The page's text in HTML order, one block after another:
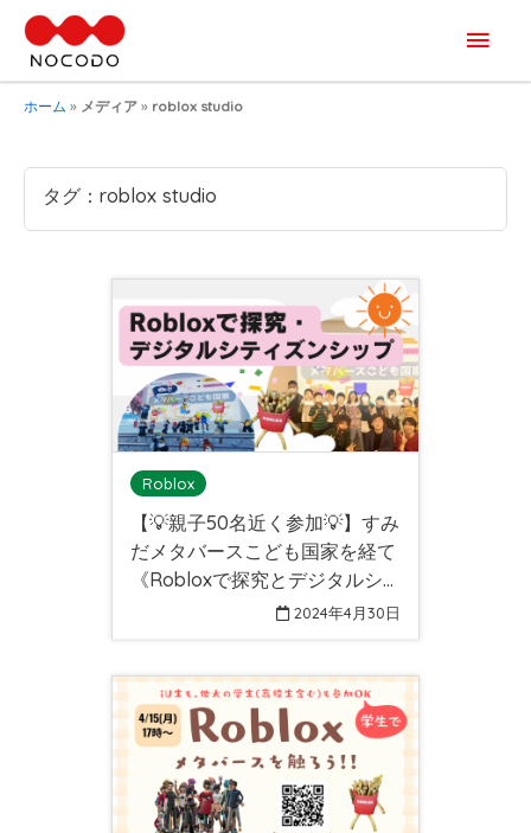
メ
イ
ホーム » メディア » roblox studio
タグ：roblox studio
Roblox
2024年4月30日
【💡親子50名近く参加💡】すみ
だメタバースこども国家を経て
《Robloxで探究とデジタルシ
ティズンシップ》